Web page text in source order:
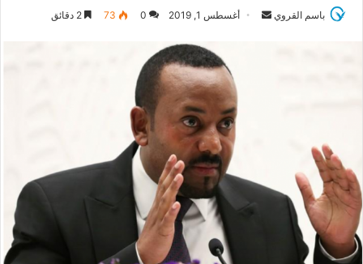
باسم القروي
إ
أغسطس 1, 2019 0
73